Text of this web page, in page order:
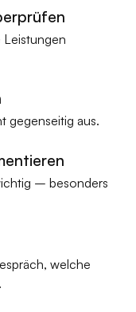
Leistungen
gegenseitig aus.
– besonders
welche